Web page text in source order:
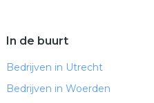
In de buurt
Bedrijven in Utrecht
Bedrijven in Woerden